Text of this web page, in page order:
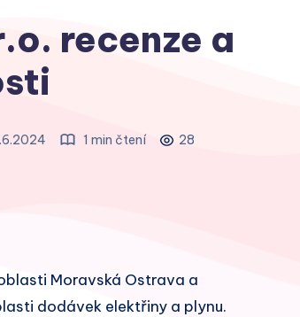
recenze a
1 min čtení 28
Moravská Ostrava a
dodávek elektřiny a plynu.